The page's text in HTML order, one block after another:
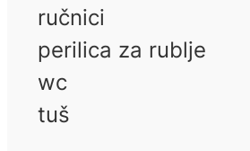
ručnici
perilica za rublje
wc
tuš